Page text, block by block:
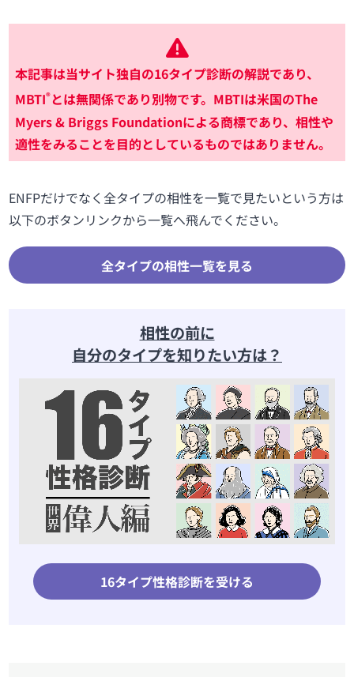
本記事は当サイト独自の16タイプ診断の解説であり、
MBTI®とは無関係であり別物です。MBTIは米国のThe
Myers & Briggs Foundationによる商標であり、相性や
適性をみることを目的としているものではありません。
ENFPだけでなく全タイプの相性を一覧で見たいという方は
以下のボタンリンクから一覧へ飛んでください。
全タイプの相性一覧を見る
相性の前に
自分のタイプを知りたい方は？
16タイプ性格診断を受ける